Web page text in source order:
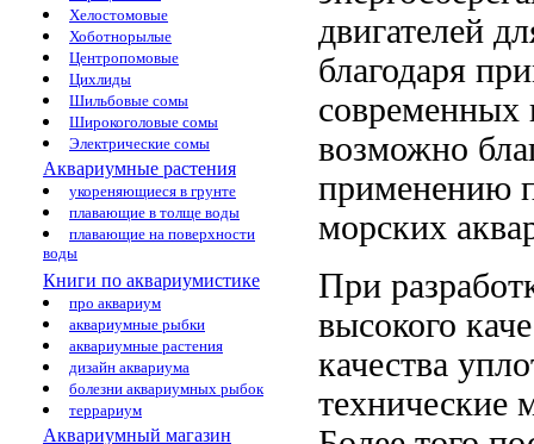
Хелостомовые
Хоботнорылые
Центропомовые
Цихлиды
Шильбовые сомы
Широкоголовые сомы
Электрические сомы
Аквариумные растения
укореняющиеся в грунте
плавающие в толще воды
плавающие на поверхности
воды
Книги по аквариумистике
про аквариум
аквариумные рыбки
аквариумные растения
дизайн аквариума
болезни аквариумных рыбок
террариум
Аквариумный магазин
двигателей
благодаря
современных
возможно
применению
морских
При
высокого
качества
технические